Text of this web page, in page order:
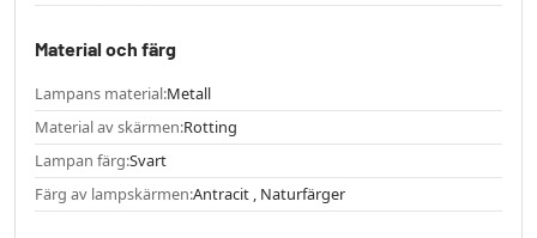
Material och färg
Lampans material:Metall
Material av skärmen:Rotting
Lampan färg:Svart
Färg av lampskärmen:Antracit , Naturfärger